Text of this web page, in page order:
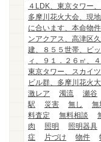
４LDK、東京タワー
多摩川花火大会、現
に合います、本命物件
ンアクアス、高津区
建、８５５世帯、ビ
ィ、９１．２６㎡、
東京タワー、スカイ
ビル群、多摩川花火
激レア
濁流 瀬谷
駅
災害 無し 無
料査定
無料相談
肉
照明 照明器具
症
片づけ 物件